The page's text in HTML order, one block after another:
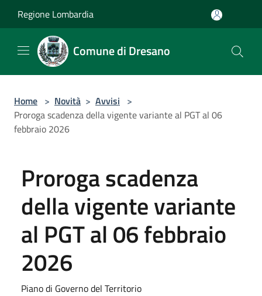
Regione Lombardia
Comune di Dresano
Home > Novità > Avvisi >
Proroga scadenza della vigente variante al PGT al 06
febbraio 2026
Proroga scadenza
della vigente variante
al PGT al 06 febbraio
2026
Piano di Governo del Territorio